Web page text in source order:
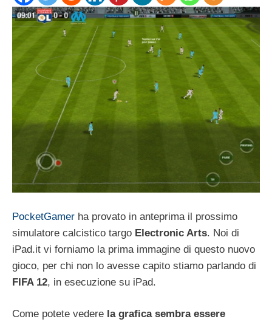
PocketGamer ha provato in anteprima il prossimo
simulatore calcistico targo Electronic Arts. Noi di
iPad.it vi forniamo la prima immagine di questo nuovo
gioco, per chi non lo avesse capito stiamo parlando di
FIFA 12, in esecuzione su iPad.
Come potete vedere la grafica sembra essere